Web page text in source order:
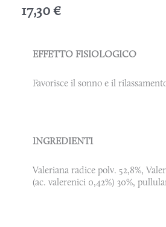
17,30€
EFFETTO FISIOLOGICO
Favorisce il sonno e il
INGREDIENTI
Valeriana radice polv. 52,8%,
(ac. valerenici 0,42%) 30%,